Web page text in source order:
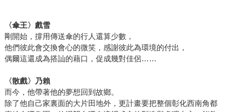
〈傘王〉戲雪
剛開始，撐用傳送傘的行人還算少數，
他們彼此會交換會心的微笑，感謝彼此為環境的付出，
偶爾這還成為搭訕的藉口，促成幾對佳侶……
〈散戲〉乃賴
而今，他帶著他的夢想回到故鄉。
除了他自己家裏面的大片田地外，更計畫要把整個彰化西南角都